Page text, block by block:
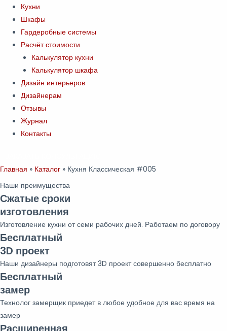
Кухни
Шкафы
Гардеробные системы
Расчёт стоимости
Калькулятор кухни
Калькулятор шкафа
Дизайн интерьеров
Дизайнерам
Отзывы
Журнал
Контакты
Главная » Каталог » Кухня Классическая #005
Наши преимущества
Сжатые сроки
изготовления
Изготовление кухни от семи рабочих дней. Работаем по договору
Бесплатный
3D проект
Наши дизайнеры подготовят 3D проект совершенно бесплатно
Бесплатный
замер
Технолог замерщик приедет в любое удобное для вас время на
замер